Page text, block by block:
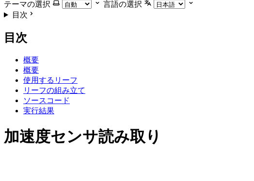
テーマの選択
言語の選択
目次
目次
概要
概要
使用するリーフ
リーフの組み立て
ソースコード
実行結果
加速度センサ読み取り